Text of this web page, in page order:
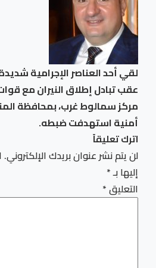
لقي أحد العناصر الإجرامية
عقب تبادل إطلاق النيران مع
مركز سمالوط غرب، بمحافظة
أمنية استهدفت ضبطه.
اترك تعليقاً
لن يتم نشر عنوان بريدك الإلكتروني.
إليها بـ*
التعليق*